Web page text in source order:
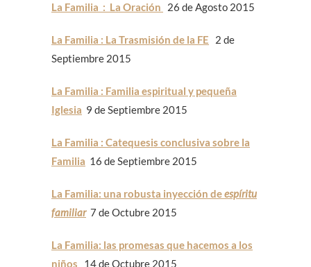
La Familia : La Oración 26 de Agosto 2015
La Familia : La Trasmisión de la FE 2 de
Septiembre 2015
La Familia : Familia espiritual y pequeña
Iglesia 9 de Septiembre 2015
La Familia : Catequesis conclusiva sobre la
Familia 16 de Septiembre 2015
La Familia: una robusta inyección deespíritu
familiar 7 de Octubre 2015
La Familia: las promesas que hacemos a los
niños 14 de Octubre 2015